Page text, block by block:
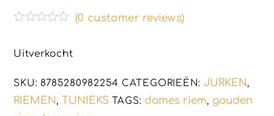
w
a
r
d
e
(0 customer reviews)
Uitverkocht
SKU: 8785280982254 CATEGORIEËN: JURKEN,
RIEMEN, TUNIEKS TAGS: dames riem, gouden